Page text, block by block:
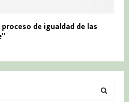
proceso de igualdad de las